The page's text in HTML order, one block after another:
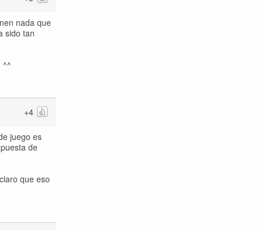
nada que
sido tan
^^
+4
juego es
de
que eso